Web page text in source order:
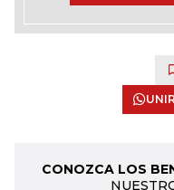
CONOZCA LOS